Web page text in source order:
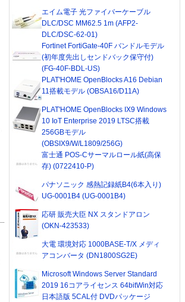
エイム電子 光ファイバーケーブル
DLC/DSC MM62.5 1m (AFP2-
DLC/DSC-62-01)
Fortinet FortiGate-40F バンドルモデル
(初年度先出しセンドバック保守付)
(FG-40F-BDL-US)
PLAT'HOME OpenBlocks A16 Debian
11搭載モデル (OBSA16/D11A)
PLAT'HOME OpenBlocks IX9 Windows
10 IoT Enterprise 2019 LTSC搭載
256GBモデル
(OBSIX9/W/L1809/256G)
富士通 POS-Cサーマルロール紙(高保
存) (0722410-P)
パナソニック 感熱記録紙B4(6本入り)
UG-0001B4 (UG-0001B4)
応研 販売大臣 NX スタンドアロン
(OKN-423533)
大電 環境対応 1000BASE-T/X メディ
アコンバータ (DN1800SG2E)
Microsoft Windows Server Standard
2019 16コアライセンス 64bitWin対応
日本語版 5CAL付 DVDパッケージ